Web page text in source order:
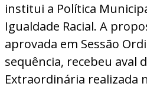
institui a Política
Igualdade Racial. A
aprovada em Sessão
sequência, recebeu aval
Extraordinária realizada